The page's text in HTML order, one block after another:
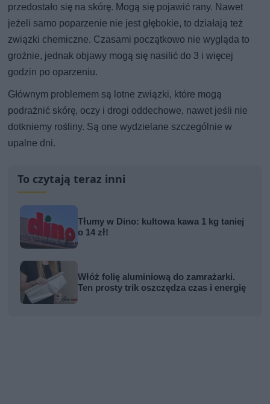
przedostało się na skórę. Mogą się pojawić rany. Nawet
jeżeli samo poparzenie nie jest głębokie, to działają też
związki chemiczne. Czasami początkowo nie wygląda to
groźnie, jednak objawy mogą się nasilić do 3 i więcej
godzin po oparzeniu.
Głównym problemem są lotne związki, które mogą
podrażnić skórę, oczy i drogi oddechowe, nawet jeśli nie
dotkniemy rośliny. Są one wydzielane szczególnie w
upalne dni.
To czytają teraz inni
Tłumy w Dino: kultowa kawa 1 kg taniej
o 14 zł!
Włóż folię aluminiową do zamrażarki.
Ten prosty trik oszczędza czas i energię